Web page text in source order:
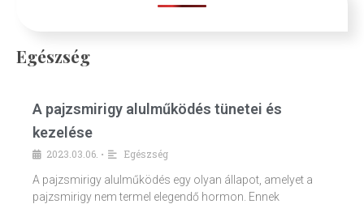
Egészség
A pajzsmirigy alulműködés tünetei és
kezelése
2023.03.06. •
Egészség
A pajzsmirigy alulműködés egy olyan állapot, amelyet a
pajzsmirigy nem termel elegendő hormon. Ennek